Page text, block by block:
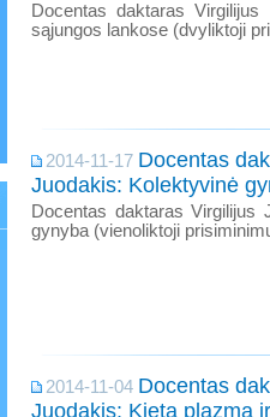
Docentas daktaras Virgilijus
sąjungos lankose (dvyliktoji
2014-11-17 Docentas
Juodakis: Kolektyvinė
Docentas daktaras Virgilijus
gynyba (vienoliktoji
2014-11-04 Docentas
Juodakis: Kieta plazma